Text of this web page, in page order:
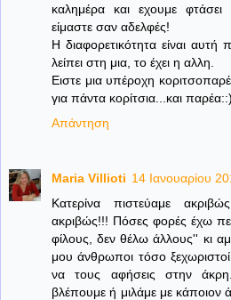
καλημέρα και εχουμε
είμαστε σαν αδελφές!
Η διαφορετικότητα είναι
λείπει στη μια, το έχει η αλλη.
Ειστε μια υπέροχη
για πάντα κορίτσια...και παρέα::)
Απάντηση
Maria Villioti 14 Ιανουαρίου
Κατερίνα πιστεύαμε
ακριβώς!!! Πόσες φορές έχω
φίλους, δεν θέλω άλλους'' κι
μου άνθρωποι τόσο
να τους αφήσεις στην
βλέπουμε ή μιλάμε με